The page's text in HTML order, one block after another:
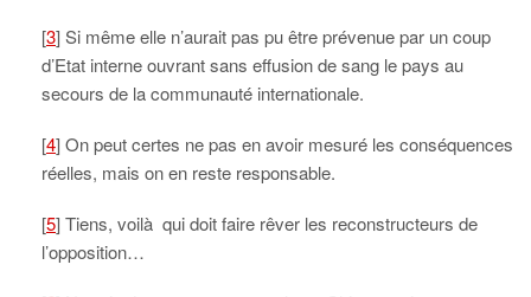
[3] Si même elle n’aurait pas pu être prévenue par un coup
d’Etat interne ouvrant sans effusion de sang le pays au
secours de la communauté internationale.
[4] On peut certes ne pas en avoir mesuré les conséquences
réelles, mais on en reste responsable.
[5] Tiens, voilà qui doit faire rêver les reconstructeurs de
l’opposition…